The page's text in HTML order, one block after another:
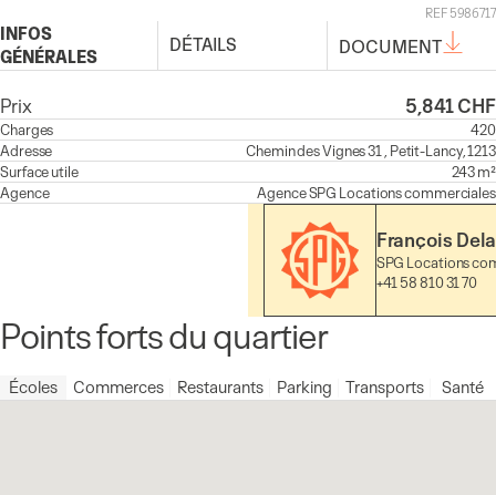
REF 5986717
INFOS
GÉNÉRALES
DÉTAILS DOCUMENT
Prix 5,841 CHF
Charges
420
Adresse
Chemin des Vignes 31 , Petit-Lancy, 1213
Surface utile
243 m²
Agence
AgenceSPG Locations commerciales
François
SPG Locations
+41 58 810 31 70
Points forts du quartier
Écoles Commerces Restaurants Parking Transports Santé